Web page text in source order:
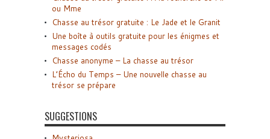
ou Mme
Chasse au trésor gratuite : Le Jade et le Granit
Une boîte à outils gratuite pour les énigmes et
messages codés
Chasse anonyme – La chasse au trésor
L’Écho du Temps – Une nouvelle chasse au
trésor se prépare
SUGGESTIONS